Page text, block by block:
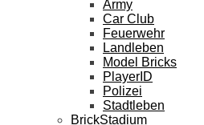
Army
Car Club
Feuerwehr
Landleben
Model Bricks
PlayerID
Polizei
Stadtleben
BrickStadium